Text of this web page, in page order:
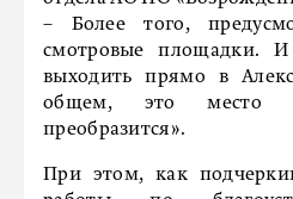
– Более того,
смотровые площадки. И
выходить прямо в
общем, это место
преобразится».
При этом, как